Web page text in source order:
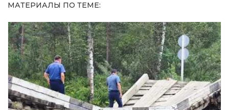
МАТЕРИАЛЫ ПО ТЕМЕ: